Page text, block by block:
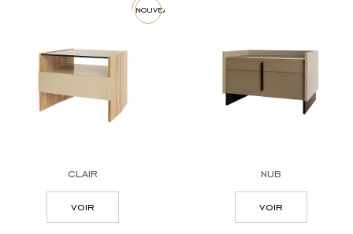
nouveau
clair
voir
nub
voir